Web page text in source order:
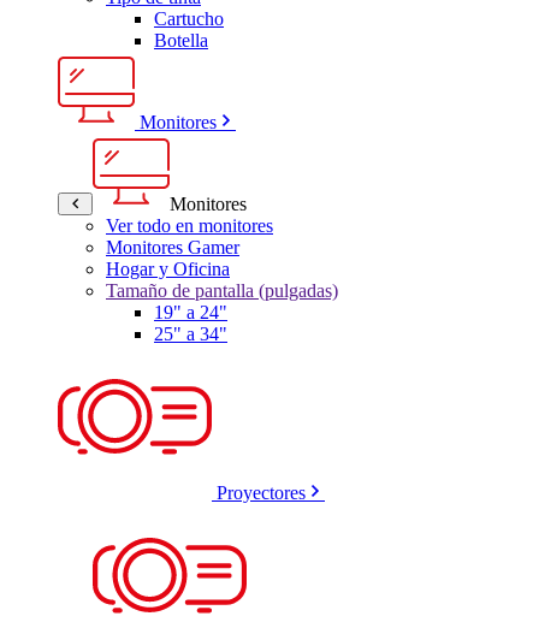
Cartucho
Botella
Monitores
Monitores
Ver todo en monitores
Monitores Gamer
Hogar y Oficina
Tamaño de pantalla (pulgadas)
19" a 24"
25" a 34"
Proyectores